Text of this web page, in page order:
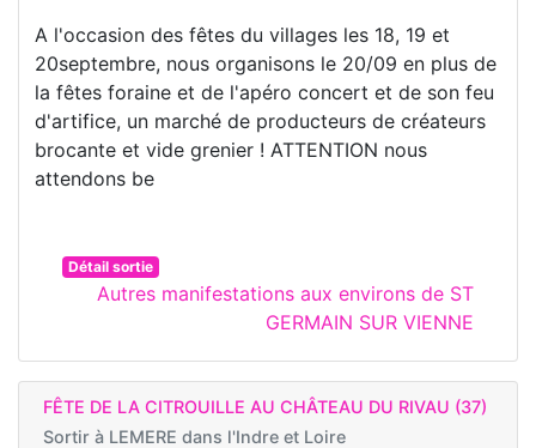
A l'occasion des fêtes du villages les 18, 19 et
20septembre, nous organisons le 20/09 en plus de
la fêtes foraine et de l'apéro concert et de son feu
d'artifice, un marché de producteurs de créateurs
brocante et vide grenier ! ATTENTION nous
attendons be
Détail sortie
Autres manifestations aux environs de ST
GERMAIN SUR VIENNE
FÊTE DE LA CITROUILLE AU CHÂTEAU DU RIVAU (37)
Sortir à LEMERE dans l'Indre et Loire